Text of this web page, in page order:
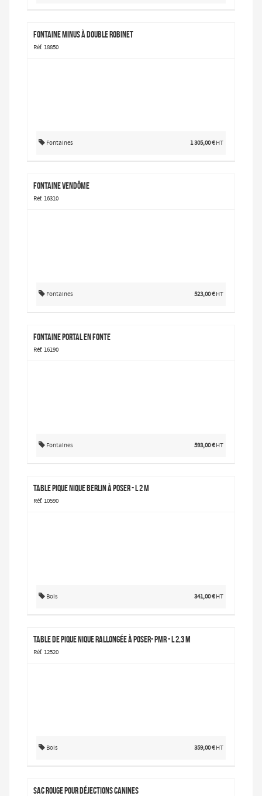
Fontaine Minus à double robinet
Réf. 18850
Fontaines 1 305,00 € HT
Fontaine Vendôme
Réf. 16310
Fontaines 523,00 € HT
Fontaine Portal en fonte
Réf. 16190
Fontaines 593,00 € HT
Table pique nique Berlin à poser - L 2 m
Réf. 10590
Bois 341,00 € HT
Table de pique nique rallongée à poser- PMR - L 2,3 m
Réf. 12520
Bois 359,00 € HT
Sac rouge pour déjections canines